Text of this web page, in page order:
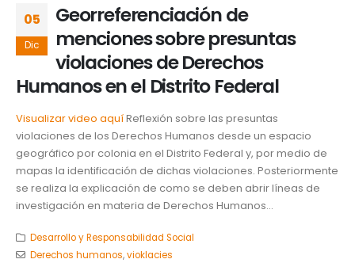
05
Dic
Georreferenciación de
menciones sobre presuntas
violaciones de Derechos
Humanos en el Distrito Federal
Visualizar video aquíReflexión sobre las presuntas
violaciones de los Derechos Humanos desde un espacio
geográfico por colonia en el Distrito Federal y, por medio de
mapas la identificación de dichas violaciones. Posteriormente
se realiza la explicación de como se deben abrir líneas de
investigación en materia de Derechos Humanos...
Desarrollo y Responsabilidad Social
Derechos humanos,vioklacies